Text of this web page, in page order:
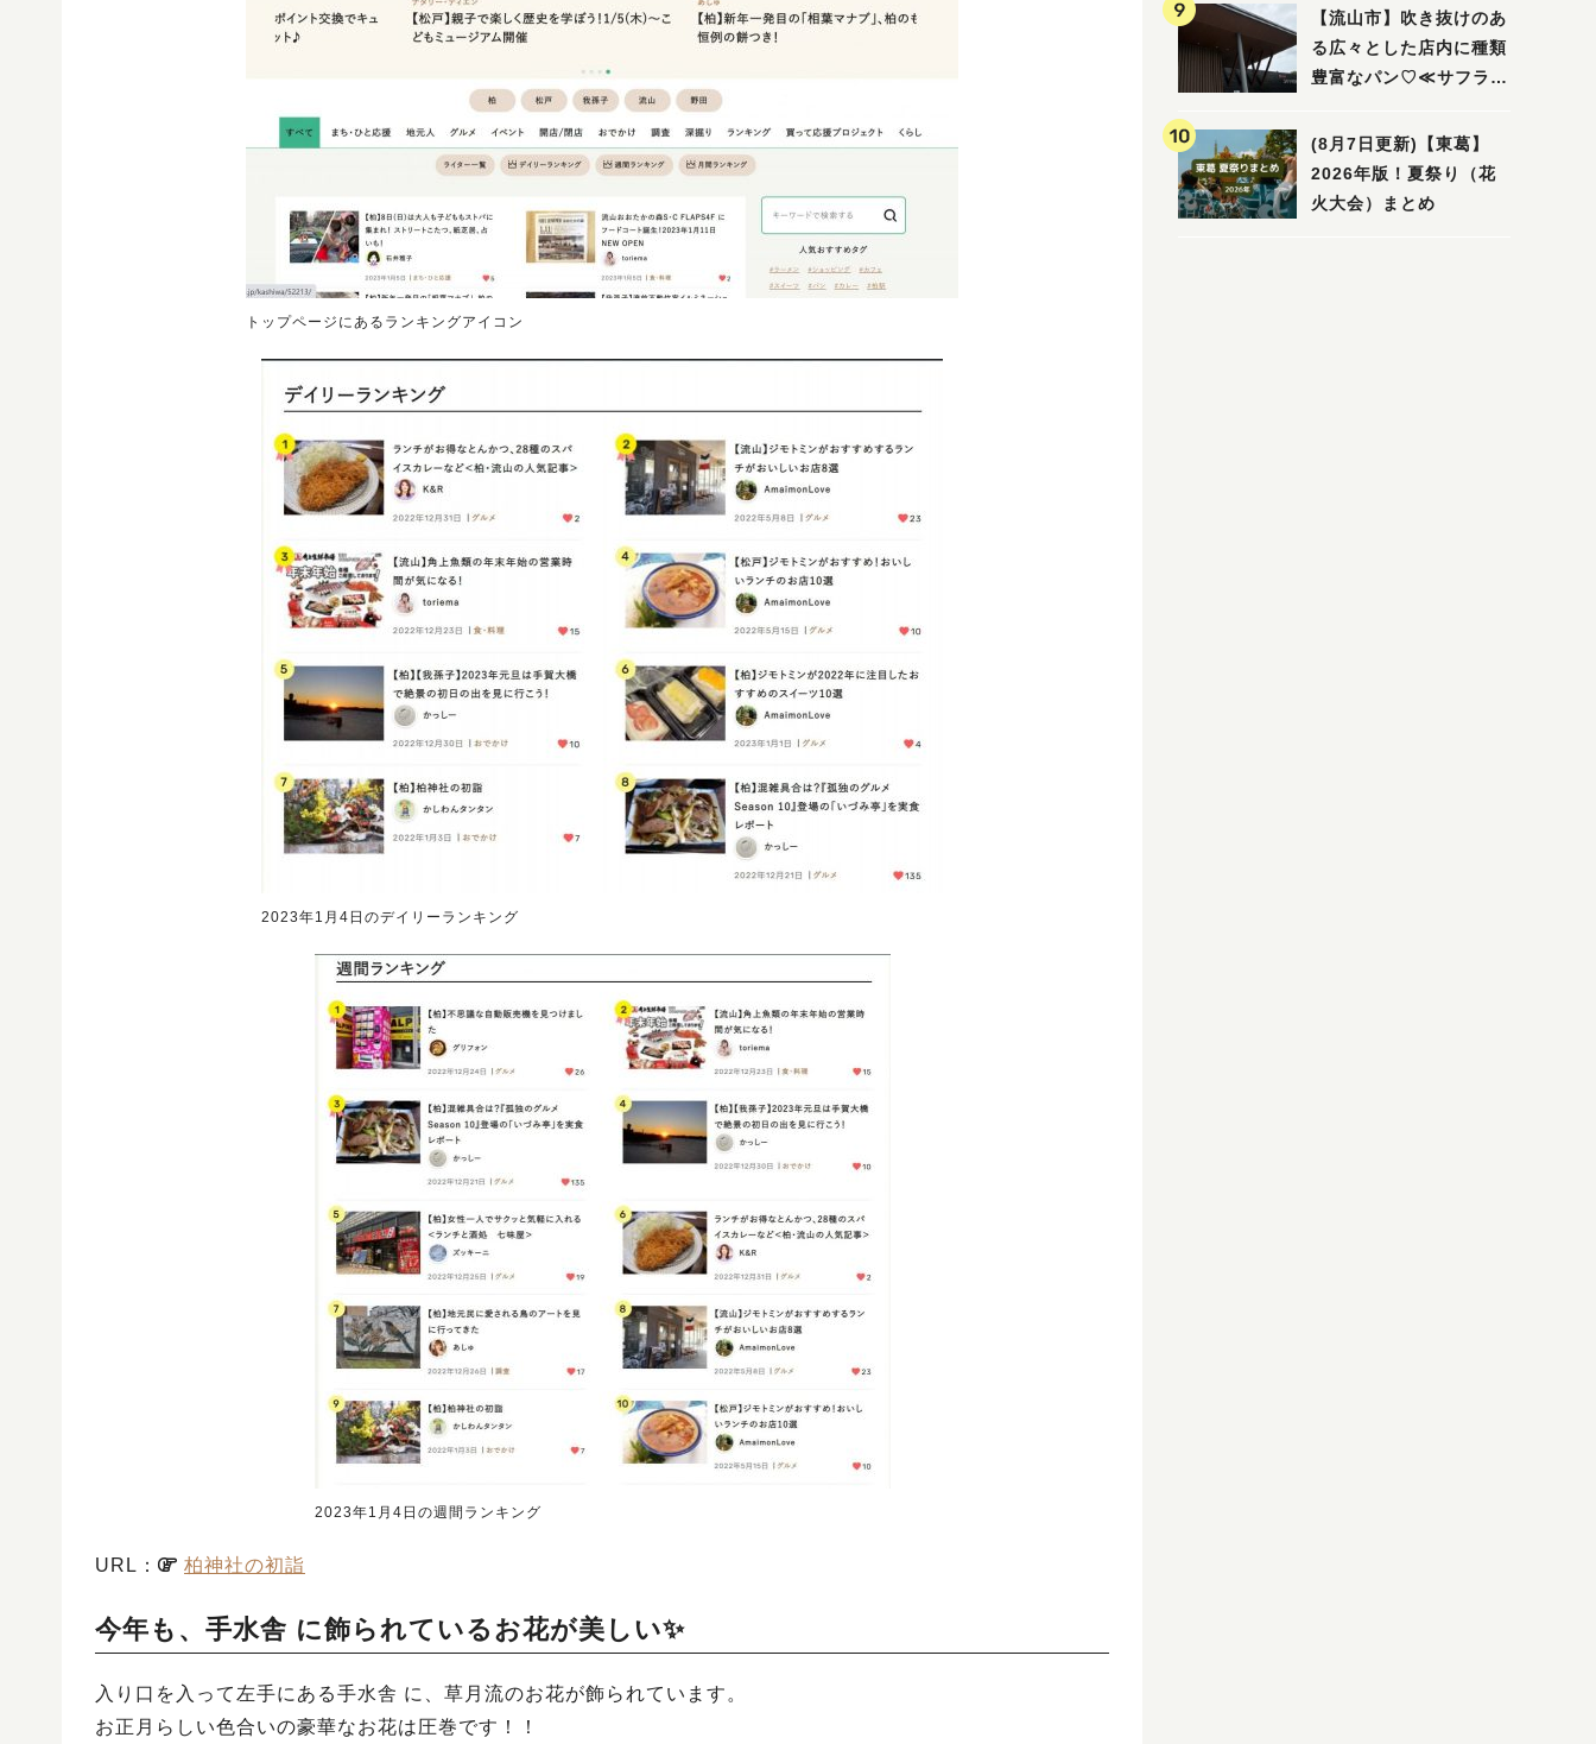
トップページにあるランキングアイコン
2023年1月4日のデイリーランキング
2023年1月4日の週間ランキング
URL： 柏神社の初詣
今年も、手水舎 に飾られているお花が美しい✨
入り口を入って左手にある手水舎 に、草月流のお花が飾られています。
お正月らしい色合いの豪華なお花は圧巻です！！
ビュー
【流山市】吹き抜けのあ
る広々とした店内に種類
豊富なパン♡≪サフラン
(8月7日更新)【東葛】
2026年版！夏祭り（花
火大会）まとめ